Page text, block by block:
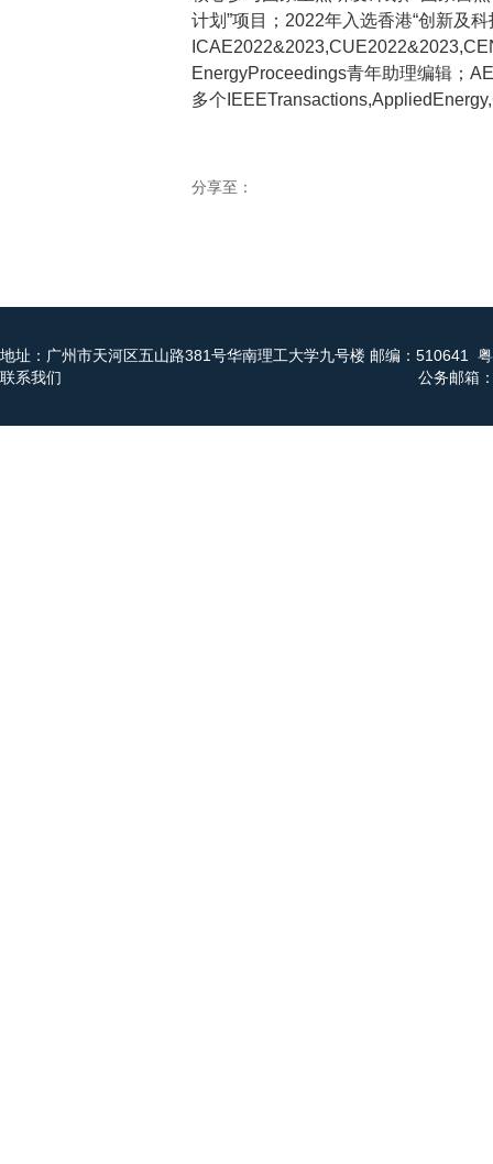
计划”项目；2022年入选香港“创新及
EnergyProceedings青年助理编辑；
多个
分享至：
地址：广州市天河区五山路381号华南理工大学九号楼 邮编：510641
联系我们
公务邮箱